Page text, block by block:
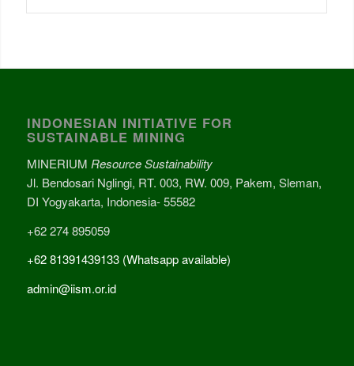
INDONESIAN INITIATIVE FOR
SUSTAINABLE MINING
MINERIUM Resource Sustainability
Jl. Bendosari Nglingi, RT. 003, RW. 009, Pakem, Sleman,
DI Yogyakarta, Indonesia- 55582
+62 274 895059
+62 81391439133 (Whatsapp available)
admin@iism.or.id